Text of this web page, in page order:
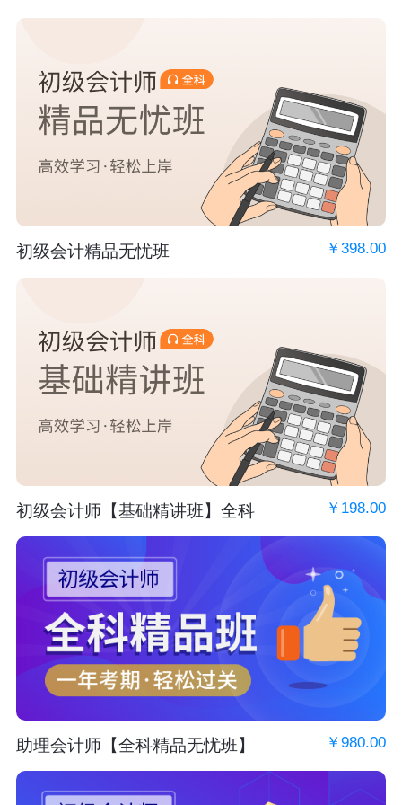
初级会计精品无忧班 ￥398.00
初级会计师【基础精讲班】全科 ￥198.00
助理会计师【全科精品无忧班】 ￥980.00